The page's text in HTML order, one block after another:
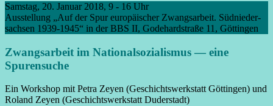
Samstag, 20. Januar 2018, 9 - 16 Uhr
Ausstellung „Auf der Spur europäischer Zwangs­arbeit. Süd­nieder­
sachsen 1939-1945“ in der BBS II, Godehardstraße 11, Göttingen
Zwangs­arbeit im National­sozialismus — eine
Spuren­suche
Ein Workshop mit Petra Zeyen (Geschichts­werkstatt Göttingen) und
Roland Zeyen (Geschichts­werkstatt Duderstadt)